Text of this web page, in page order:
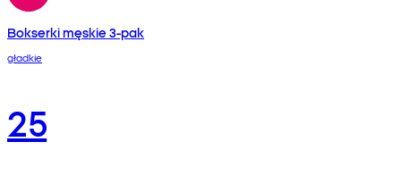
Bokserki męskie 3-pak
gładkie
25